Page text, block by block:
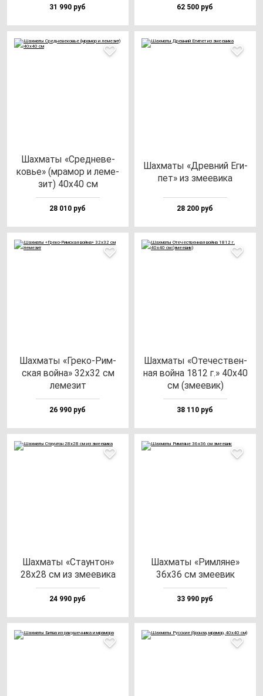
31 990 руб 62 500 руб
Шах­ма­ты «Сред­не­ве­
ковье» (мра­мор и ле­ме­
зит) 40х40 см
28 010 руб
Шах­ма­ты «Древ­ний Еги­
пет» из зме­еви­ка
28 200 руб
Шах­ма­ты «Гре­ко-Рим­
ская вой­на» 32х32 см
ле­ме­зит
26 990 руб
Шах­ма­ты «Оте­чес­твен­
ная вой­на 1812 г.» 40х40
см (зме­евик)
38 110 руб
Шах­ма­ты «Ста­ун­тон»
28х28 см из зме­еви­ка
24 990 руб
Шах­ма­ты «Рим­ля­не»
36х36 см зме­евик
33 990 руб